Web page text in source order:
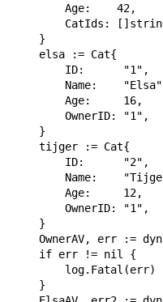
        Age:    42,
CatIds:
    }
    elsa := Cat{
        ID:      "1",
Name:
        Age:     16,
        OwnerID: "1",
    }
    tijger := Cat{
        ID:      "2",
Name:
        Age:     12,
        OwnerID: "1",
    }
OwnerAV, err :=
    if err != nil {
        log.Fatal(err)
    }